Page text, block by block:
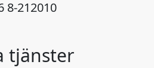
8-212010
tjänster